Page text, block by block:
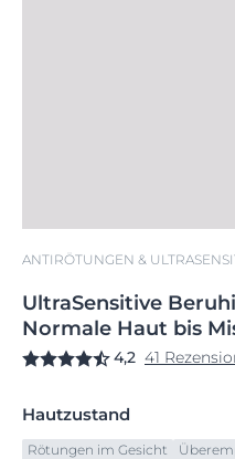
ANTIRÖTUNGEN &
UltraSensitive
Normale Haut bis
4,2 41
Hautzustand
Rötungen im Gesicht